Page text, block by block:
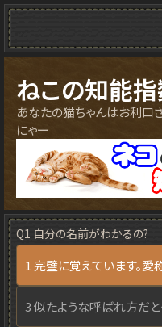
ねこの知能指
あなたの猫ちゃんはお利口
にゃー
Q1 自分の名前がわかるの?
1 完璧に覚えています。愛
3 似たような呼ばれ方だ